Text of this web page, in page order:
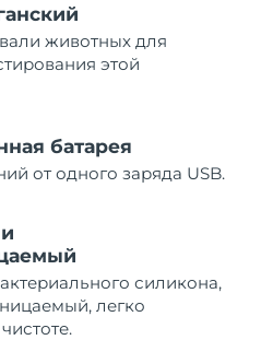
животных для
этой
батарея
от одного заряда USB.
силикона,
легко